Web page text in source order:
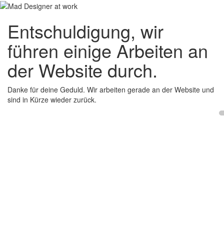
Entschuldigung, wir
führen einige Arbeiten an
der Website durch.
Danke für deine Geduld. Wir arbeiten gerade an der Website und
sind in Kürze wieder zurück.